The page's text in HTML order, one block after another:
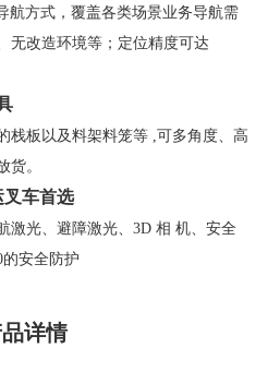
航方式，覆盖各类场景业务导航需
无改造环境等；定位精度可达
栈板以及料架料笼等 ,可多角度、高
货。
叉车首选
激光、避障激光、3D 相 机、安全
安全防护
详情